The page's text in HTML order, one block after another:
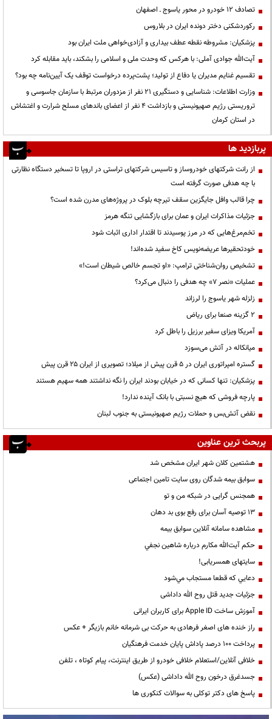
تصادف ۱۲ خودرو در محور یاسوج ـ اصفهان
رکوردشکنی دختر دونده ایران در بلاروس
پزشکیان: مشروطه نقطه عطف بیداری و آزادی‌خواهی ملت ایران بود
آیت‌الله جوادی آملی: با هرکس که وحدت ملی و اسلامی را بشکند، باید مقابله کرد
تقسیم غنایم مدیران یا دفاع از تولید؛ پشت‌پرده درخواست توقف یک آیین‌نامه چه بود؟
وزارت اطلاعات: شناسایی و دستگیری ۲۱ نفر از مزدوران مرتبط با سازمان جاسوسی و
تروریستی رژیم صهیونیستی و بازداشت ۴ نفر از اعضای باندهای مسلح شرارت و اغتشاش
در استان کرمان
پربازدید ها
از رانت‌ شرکتهای خودروساز و تاسیس شرکتهای تراستی در اروپا تا تسخیر دستگاه نظارتی
با چه هدفی صورت گرفته است
چرا قالب وافل جایگزین سقف تیرچه بلوک در پروژه‌های مدرن شده است؟
جزئیات مذاکرات ایران و عمان برای بازگشایی تنگه هرمز
تخم‌مرغ‌هایی که در مرز پوسیدند تا اقتدار اداری اثبات شود
خودتحقیرها عریضه‌نویس کاخ سفید شده‌اند!
تشخیص روان‌شناختی ترامپ: «او تجسم خالص شیطان است!»
عملیات «نصر ۷» چه هدفی را دنبال می‌کرد؟
زلزله شهر یاسوج را لرزاند
۲ گزینه صنعا برای ریاض
آمریکا ویزای سفیر برزیل را باطل کرد
میانکاله در آتش می‌سوزد
گستره امپراتوری ایران در ۵ قرن پیش از میلاد؛ تصویری از ایران ۲۵ قرن پیش
پزشکیان: تنها کسانی که در خیابان بودند ایران را نگه نداشتند همه سهیم هستند
پارچه فروشی که هیچ نسبتی با بانک آینده ندارد!
نقض آتش‌بس و حملات رژیم صهیونیستی به جنوب لبنان
پربحث ترین عناوین
هشتمین کلان شهر ایران مشخص شد
سوابق بیمه شدگان روی سایت تامین اجتماعی
همجنس گرایی در شبکه من و تو
13 توصیه آسان برای رفع بوی بد دهان
مشاهده سامانه آنلاين سوابق بیمه
حكم آيت‌الله مكارم درباره شاهين نجفي
سایتهای همسریابی!
دعايي كه قطعا مستجاب مي‌شود
جزئیات جدید قتل روح الله داداشی
آموزش ساخت Apple ID برای کاربران ایرانی
راز خنده های اصغر فرهادی به حرکت بی شرمانه خانم بازیگر + عکس
پرداخت ۱۰۰ درصد پاداش پایان خدمت فرهنگیان
خلافی آنلاین/استعلام خلافی خودرو از طریق اینترنت، پیام کوتاه ، تلفن
جسدغرق درخون روح الله داداشی (عکس)
پاسخ های دکتر توکلی به سوالات کنکوری ها